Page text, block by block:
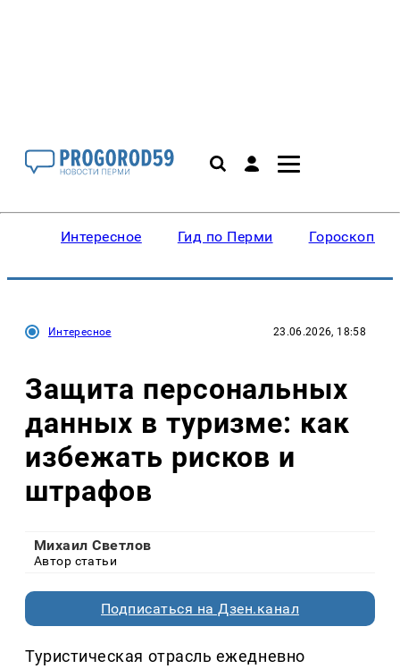
Интересное Гид по Перми Гороскопы
Интересное 23.06.2026, 18:58
Защита персональных
данных в туризме: как
избежать рисков и
штрафов
Михаил Светлов
Автор статьи
Подписаться на Дзен.канал
Туристическая отрасль ежедневно